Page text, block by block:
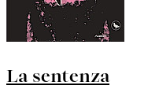
La sentenza